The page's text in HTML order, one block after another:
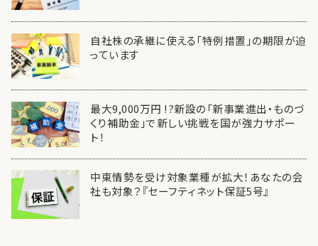
自社株の承継に使える「特例措置」の期限が迫
っています
最大9,000万円 !?新設の「新事業進出・ものづ
くり補助金」で新しい挑戦を国が強力サポー
ト！
中東情勢を受け対象業種が拡大！あなたの会
社も対象？『セーフティネット保証5号』